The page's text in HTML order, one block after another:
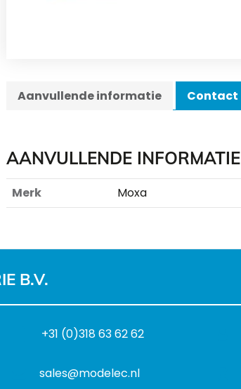
Aanvullende informatie Contact
AANVULLENDE INFORMATIE
Merk Moxa
B.V.
+31 (0)318 63 62 62
sales@modelec.nl